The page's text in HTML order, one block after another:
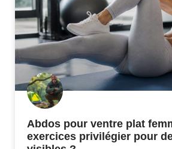
Abdos pour ventre plat
exercices privilégier pour